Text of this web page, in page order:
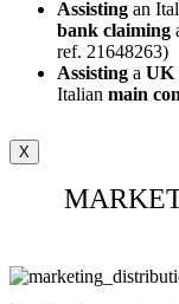
Assisting an
bank claiming
ref. 21648263)
Assisting a UK
Italian main
X